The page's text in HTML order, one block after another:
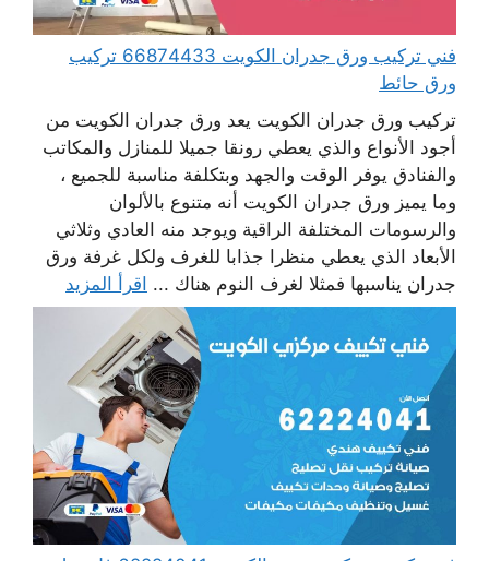
فني تركيب ورق جدران الكويت 66874433 تركيب
ورق حائط
تركيب ورق جدران الكويت يعد ورق جدران الكويت من
أجود الأنواع والذي يعطي رونقا جميلا للمنازل والمكاتب
والفنادق يوفر الوقت والجهد وبتكلفة مناسبة للجميع ،
وما يميز ورق جدران الكويت أنه متنوع بالألوان
والرسومات المختلفة الراقية ويوجد منه العادي وثلاثي
الأبعاد الذي يعطي منظرا جذابا للغرف ولكل غرفة ورق
جدران يناسبها فمثلا لغرف النوم هناك ... اقرأ المزيد